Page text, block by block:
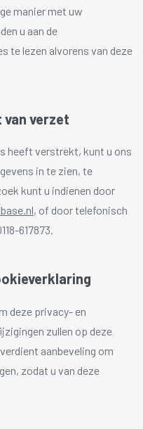
manier met uw
u aan de
te lezen alvorens van deze
verzet
heeft verstrekt, kunt u ons
in te zien, te
kunt u indienen door
, of door telefonisch
617873.
deze privacy- en
zullen op deze
aanbeveling om
zodat u van deze